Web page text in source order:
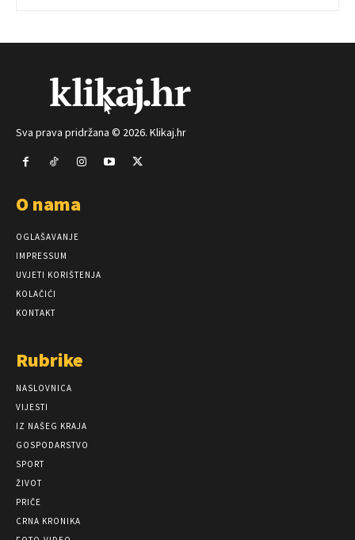
Sva prava pridržana © 2026. Klikaj.hr
O nama
OGLAŠAVANJE
IMPRESSUM
UVJETI KORIŠTENJA
KOLAČIĆI
KONTAKT
Rubrike
NASLOVNICA
VIJESTI
IZ NAŠEG KRAJA
GOSPODARSTVO
SPORT
ŽIVOT
PRIČE
CRNA KRONIKA